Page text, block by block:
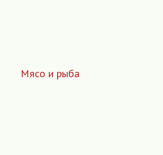
Мясо и рыба